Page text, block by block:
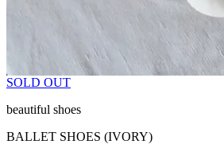
SOLD OUT
beautiful shoes
BALLET SHOES (IVORY)